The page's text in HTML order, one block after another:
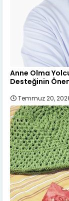
Anne Olma
Desteğinin
Temmuz 20,